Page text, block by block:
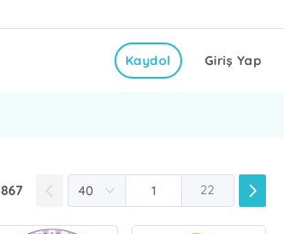
Giriş Yap
Kaydol
867 22